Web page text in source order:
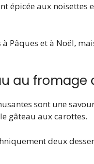
épicée aux noisettes
à Pâques et à Noël,
au fromage
sont une
gâteau aux carottes.
deux